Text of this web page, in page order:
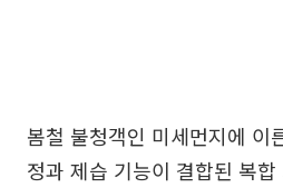
봄철 불청객인 미세먼지에 이
정과 제습 기능이 결합된 복